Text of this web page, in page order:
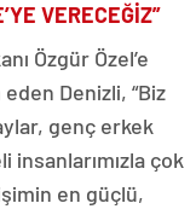
VERECEĞİZ”
Özgür Özel’e
Denizli, “Biz
genç erkek
çok
en güçlü,